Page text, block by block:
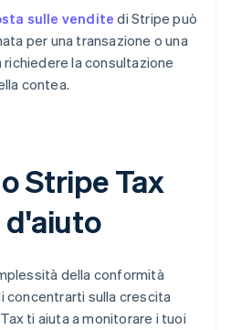
sulle vendite di Stripe può
per una transazione o una
la consultazione
contea.
Stripe Tax
d'aiuto
della conformità
concentrarti sulla crescita
ti aiuta a monitorare i tuoi